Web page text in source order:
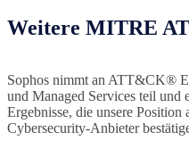
Weitere MITRE
Sophos nimmt an ATT&CK®
und Managed Services teil und
Ergebnisse, die unsere Position
Cybersecurity-Anbieter